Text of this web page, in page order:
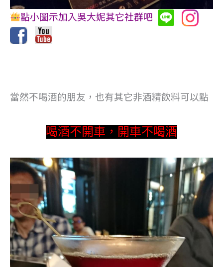
點小圖示加入吳大妮其它社群吧
當然不喝酒的朋友，也有其它非酒精飲料可以點
喝酒不開車，開車不喝酒